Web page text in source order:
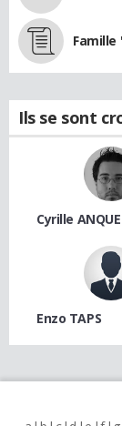
Famille
Ils se sont
Cyrille
Enzo TAPS